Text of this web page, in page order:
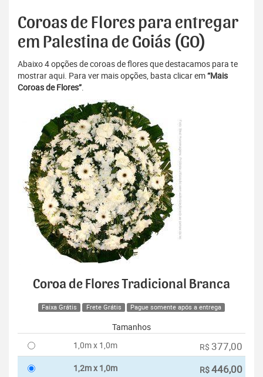
Coroas de Flores para entregar
em Palestina de Goiás (GO)
Abaixo 4 opções de coroas de flores que destacamos para te
mostrar aqui. Para ver mais opções, basta clicar em“Mais
Coroas de Flores”.
Coroa de Flores Tradicional Branca
Faixa Grátis Frete Grátis Pague somente após a entrega
Tamanhos
1,0m x 1,0m
R$ 377,00
1,2m x 1,0m R$446,00